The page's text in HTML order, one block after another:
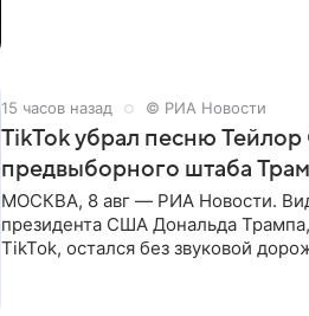
15 часов назад © РИА Новости
TikTok убрал песню
предвыборного штаба
МОСКВА, 8 авг — РИА Новости.
президента США Дональда
TikTok, остался без звуковой